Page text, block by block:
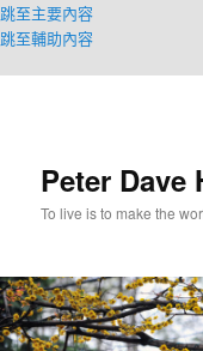
跳至主要內容
跳至輔助內容
Peter
To live is to make the